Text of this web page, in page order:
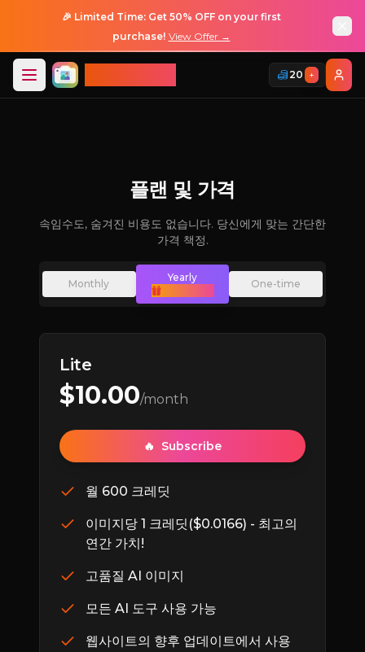
🎉 Limited Time: Get 50% OFF on your first
purchase! View Offer →
20 +
플랜 및 가격
속임수도, 숨겨진 비용도 없습니다. 당신에게 맞는 간단한
가격 책정.
Monthly
Yearly
One-time
Lite
$10.00/month
🔥 Subscribe
월 600 크레딧
이미지당 1 크레딧($0.0166) - 최고의
연간 가치!
고품질 AI 이미지
모든 AI 도구 사용 가능
웹사이트의 향후 업데이트에서 사용